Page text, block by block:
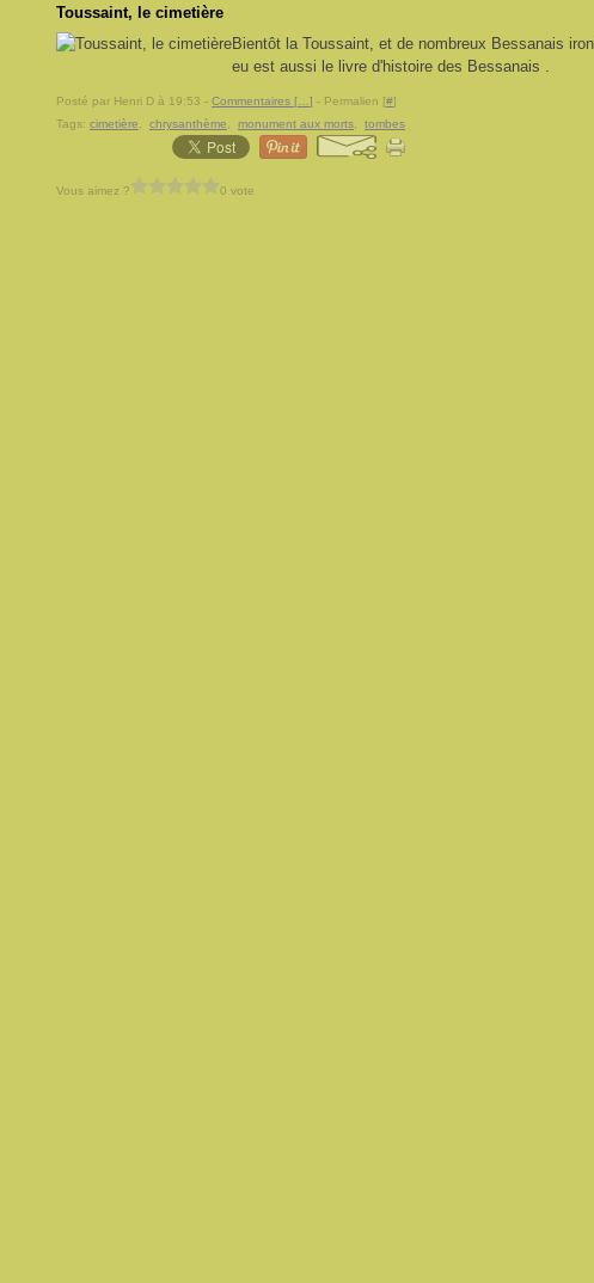
Toussaint, le cimetière
Bientôt la Toussaint, et de nombreux Bessanais
eu est aussi le livre d'histoire des Bessanais .
Posté par Henri D à 19:53 - Commentaires [ ] - Permalien [#]
Tags: cimetière chrysanthème monument aux morts tombes
Vous aimez ? 0 vote